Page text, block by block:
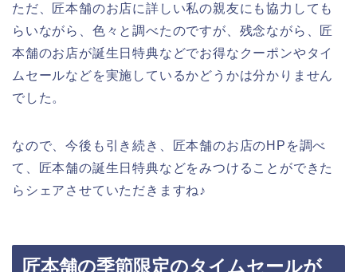
ただ、匠本舗のお店に詳しい私の親友にも協力しても
らいながら、色々と調べたのですが、残念ながら、匠
本舗のお店が誕生日特典などでお得なクーポンやタイ
ムセールなどを実施しているかどうかは分かりません
でした。
なので、今後も引き続き、匠本舗のお店のHPを調べ
て、匠本舗の誕生日特典などをみつけることができた
らシェアさせていただきますね♪
匠本舗の季節限定のタイムセールが